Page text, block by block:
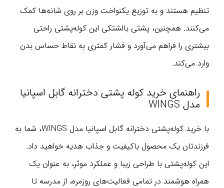
تنظیم هستند و به توزیع یکنواخت وزن بر روی شانه‌ها کمک
می‌کنند. همچنین، پشتی بالشتکی این کوله‌پشتی راحتی
بیشتری را فراهم می‌آورد و فشار کمتری به نقاط حساس بدن
وارد می‌کند.
راهنمای خرید کوله پشتی دخترانه گابل اسپانیا
مدل WINGS
با خرید کوله‌پشتی دخترانه گابل اسپانیا مدل WINGS، شما به
فرزندتان یک محصول باکیفیت و جذاب هدیه خواهید داد.
این کوله‌پشتی با طراحی زیبا و عملکرد موثر، به عنوان یک
همراه هوشمند در تمامی فعالیت‌های روزمره، از مدرسه تا